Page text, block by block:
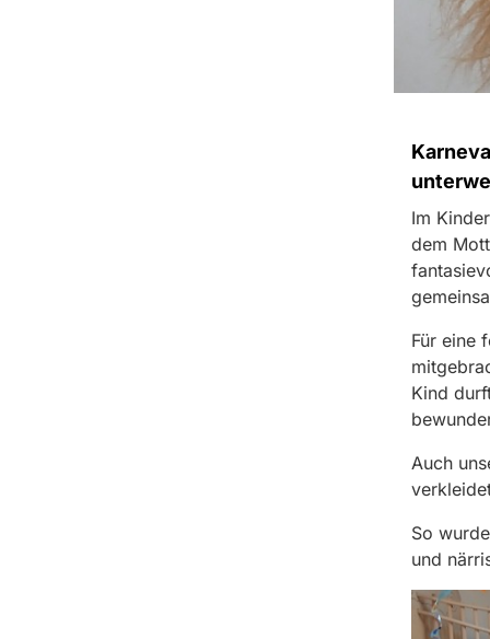
Im
dem
Für eine
Kind
Auch
So
und